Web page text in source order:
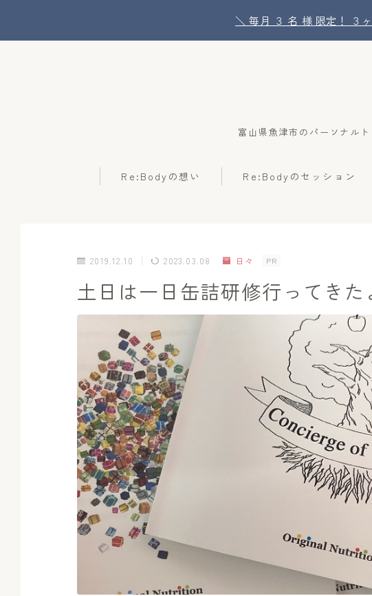
＼ 毎月 ３ 名 様 限定！ ３
富山県魚津市のパーソナル
Re:Bodyの想い Re:Bodyのセッション
2019.12.10 2023.03.08 日々 PR
土日は一日缶詰研修行ってきた